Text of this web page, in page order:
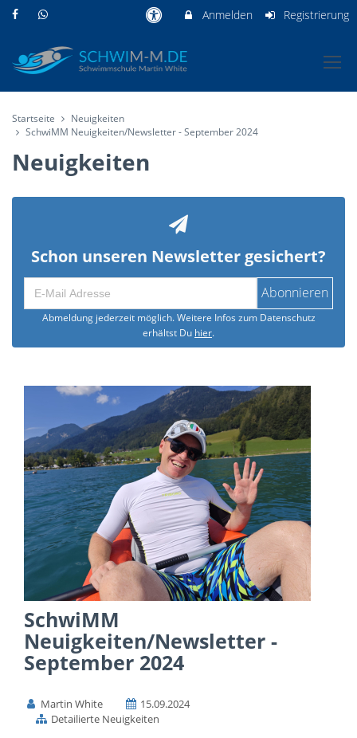
Anmelden Registrierung
Startseite
Neuigkeiten
SchwiMM Neuigkeiten/Newsletter - September 2024
Neuigkeiten
Schon unseren Newsletter gesichert?
Abonnieren
Abmeldung jederzeit möglich. Weitere Infos zum Datenschutz
erhältst Du hier.
SchwiMM
Neuigkeiten/Newsletter -
September 2024
Martin White
15.09.2024
Detailierte Neuigkeiten